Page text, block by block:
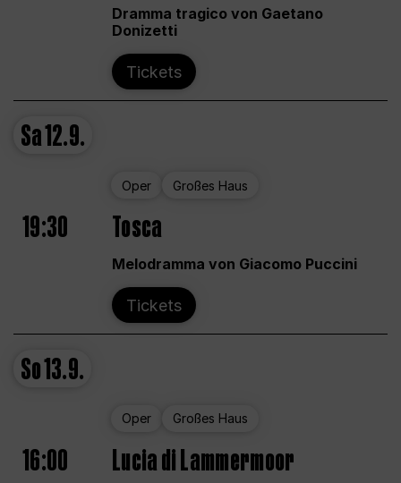
Dramma tragico von Gaetano
Donizetti
Tickets
Sa12.9.
Oper Großes Haus
19:30 Tosca
Melodramma von Giacomo Puccini
Tickets
So13.9.
Oper Großes Haus
16:00 Lucia di Lammermoor